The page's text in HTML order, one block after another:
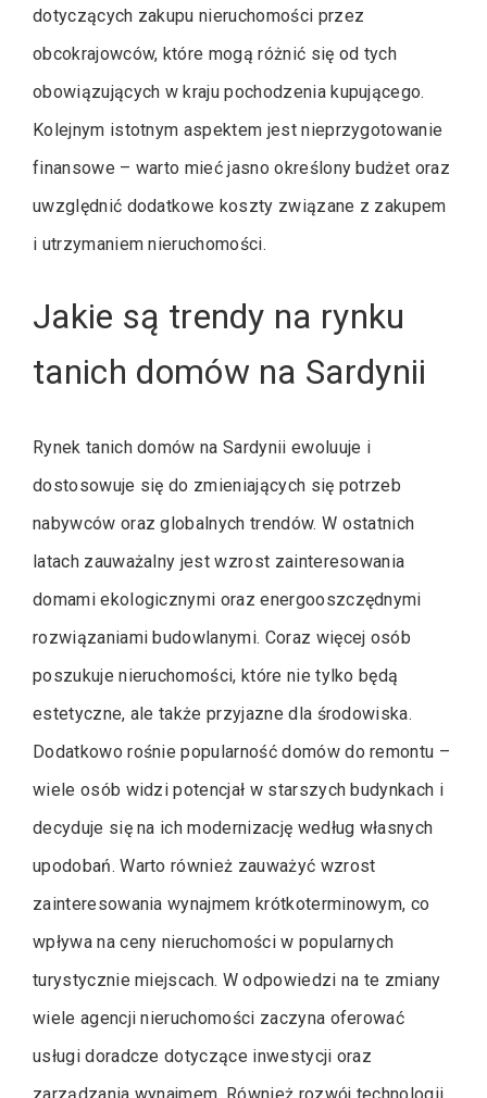
dotyczących zakupu nieruchomości przez
obcokrajowców, które mogą różnić się od tych
obowiązujących w kraju pochodzenia kupującego.
Kolejnym istotnym aspektem jest nieprzygotowanie
finansowe – warto mieć jasno określony budżet oraz
uwzględnić dodatkowe koszty związane z zakupem
i utrzymaniem nieruchomości.
Jakie są trendy na rynku
tanich domów na Sardynii
Rynek tanich domów na Sardynii ewoluuje i
dostosowuje się do zmieniających się potrzeb
nabywców oraz globalnych trendów. W ostatnich
latach zauważalny jest wzrost zainteresowania
domami ekologicznymi oraz energooszczędnymi
rozwiązaniami budowlanymi. Coraz więcej osób
poszukuje nieruchomości, które nie tylko będą
estetyczne, ale także przyjazne dla środowiska.
Dodatkowo rośnie popularność domów do remontu –
wiele osób widzi potencjał w starszych budynkach i
decyduje się na ich modernizację według własnych
upodobań. Warto również zauważyć wzrost
zainteresowania wynajmem krótkoterminowym, co
wpływa na ceny nieruchomości w popularnych
turystycznie miejscach. W odpowiedzi na te zmiany
wiele agencji nieruchomości zaczyna oferować
usługi doradcze dotyczące inwestycji oraz